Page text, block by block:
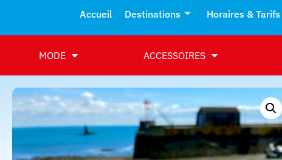
Accueil Destinations Horaires & Tarifs
MODE ACCESSOIRES